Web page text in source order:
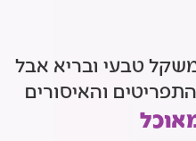
טבעי ובריא אבל
והאיסורים